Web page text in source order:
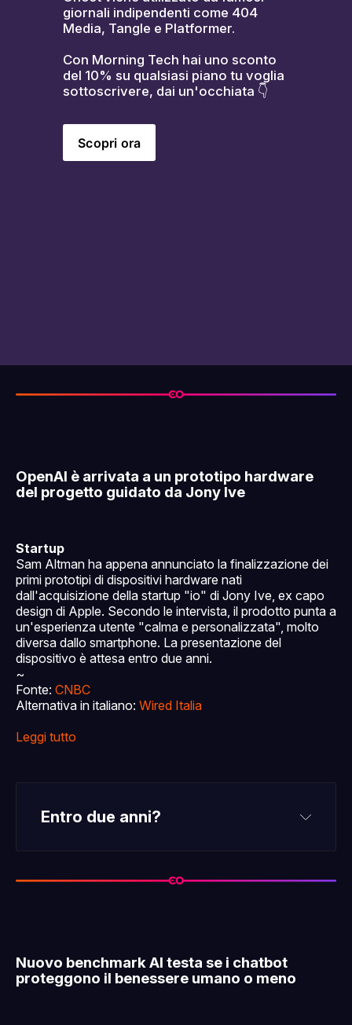
giornali indipendenti come 404
Media, Tangle e Platformer.
Con Morning Tech hai uno sconto
del 10% su qualsiasi piano tu voglia
sottoscrivere, dai un'occhiata 👇
Scopri ora
OpenAI è arrivata a un prototipo hardware
del progetto guidato da Jony Ive
Startup
Sam Altman ha appena annunciato la finalizzazione dei
primi prototipi di dispositivi hardware nati
dall'acquisizione della startup "io" di Jony Ive, ex capo
design di Apple. Secondo le intervista, il prodotto punta a
un'esperienza utente "calma e personalizzata", molto
diversa dallo smartphone. La presentazione del
dispositivo è attesa entro due anni.
~
Fonte: CNBC
Alternativa in italiano: Wired Italia
Leggi tutto
Entro due anni?
solo per supporter
Nuovo benchmark AI testa se i chatbot
proteggono il benessere umano o meno